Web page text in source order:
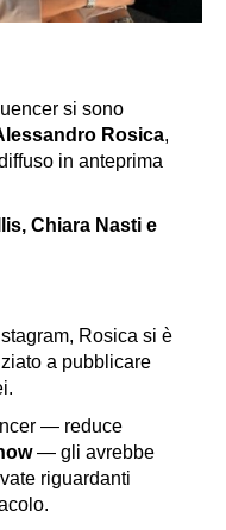
si sono
Rosica,
in anteprima
Chiara Nasti e
Rosica si è
a pubblicare
— reduce
— gli avrebbe
riguardanti